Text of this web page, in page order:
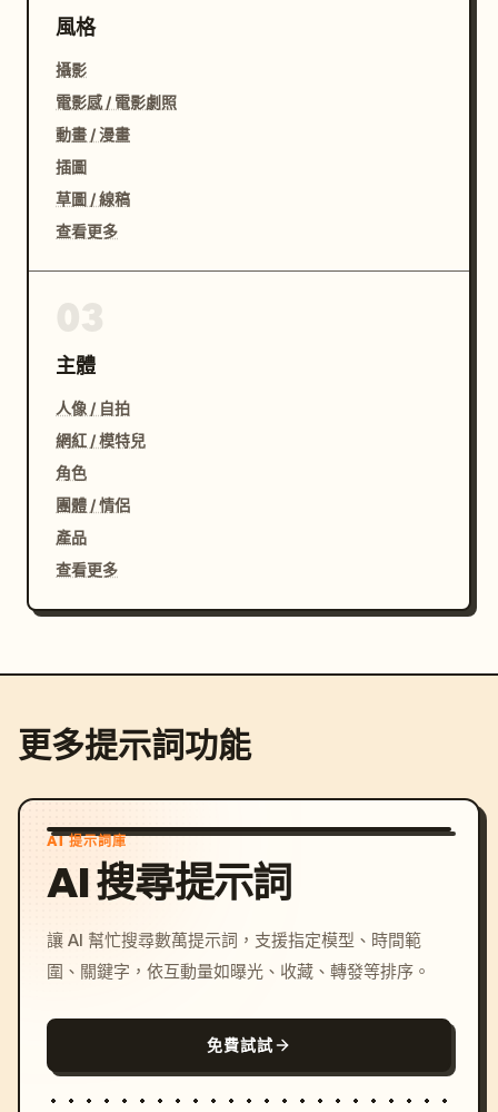
風格
攝影
電影感 / 電影劇照
動畫 / 漫畫
插圖
草圖 / 線稿
查看更多
主體
人像 / 自拍
網紅 / 模特兒
角色
團體 / 情侶
產品
查看更多
更多提示詞功能
AI 提示詞庫
AI 搜尋提示詞
讓 AI 幫忙搜尋數萬提示詞，支援指定模型、時間範
圍、關鍵字，依互動量如曝光、收藏、轉發等排序。
免費試試